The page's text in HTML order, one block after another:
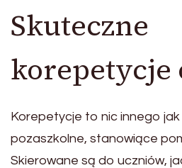
Skuteczne
korepetycje
Korepetycje to nic innego
pozaszkolne, stanowiące
Skierowane są do uczniów,